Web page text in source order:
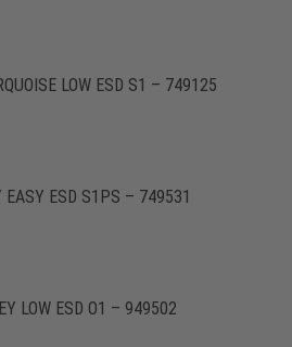
LOW ESD S1 – 749125
EASY ESD S1PS – 749531
LOW ESD O1 – 949502